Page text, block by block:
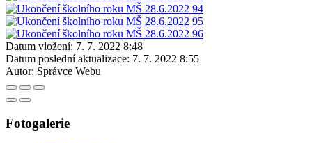
Datum vložení: 7. 7. 2022 8:48
Datum poslední aktualizace: 7. 7. 2022 8:55
Autor: Správce Webu
Fotogalerie